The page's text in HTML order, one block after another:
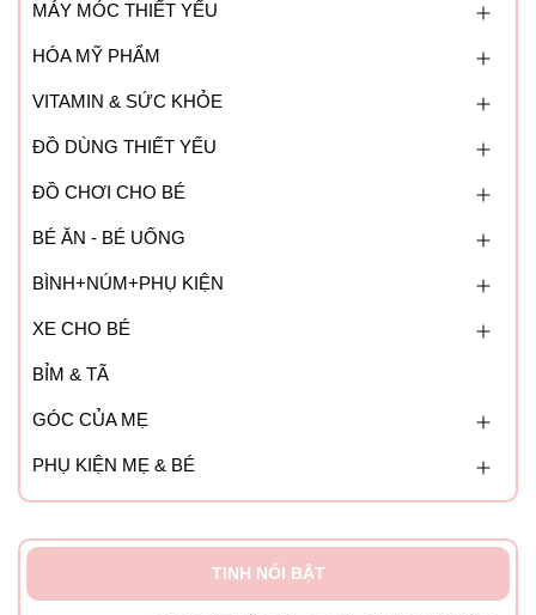
Dùng 2 đến 3 ly/ ngày cho trẻ từ 08 đến 10 tuổi.
Bảo quản:
- Bảo quản nơi khô ráo thoáng mát, tránh ánh nắng trực
- Sữa đã mở nắp sử dụng hết trong 3 tháng
MÁY MÓC THIẾT YẾU
HÓA MỸ PHẨM
VITAMIN & SỨC KHỎE
ĐỒ DÙNG THIẾT YẾU
ĐỒ CHƠI CHO BÉ
BÉ ĂN - BÉ UỐNG
BÌNH+NÚM+PHỤ KIỆN
XE CHO BÉ
BỈM & TÃ
GÓC CỦA MẸ
PHỤ KIỆN MẸ & BÉ
TINH NỔI BẬT